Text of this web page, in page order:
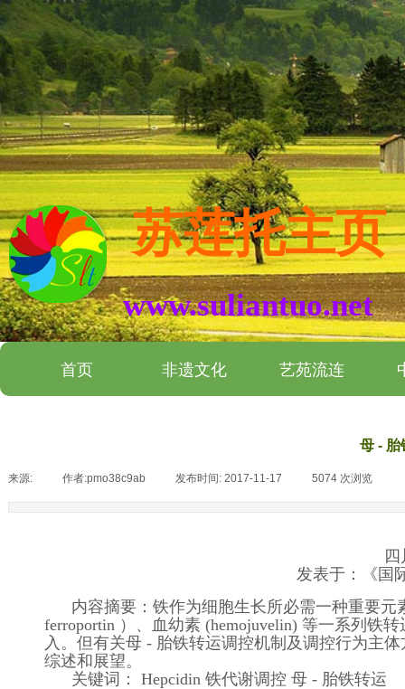
苏莲托主页
www.suliantuo.net
首页 非遗文化 艺苑流连
母 - 胎
来源: 作者:pmo38c9ab 发布时间: 2017-11-17 5074 次浏览
发表于：《国
内容摘要：铁作为细胞生长所必需一种重要
ferroportin ）、血幼素 (hemojuvelin) 等一系列铁
入。但有关母 - 胎铁转运调控机制及调控行为主
综述和展望。
关键词： Hepcidin 铁代谢调控 母 - 胎铁转运